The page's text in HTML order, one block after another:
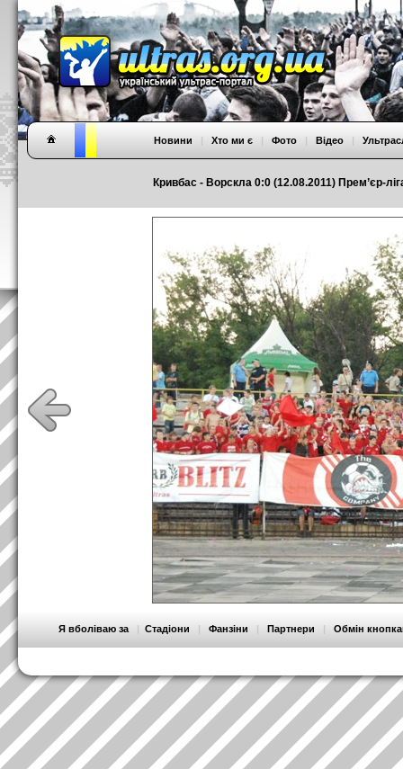
Кривбас - Ворскла 0:0 (12.08.2011) Прем’єр-
Новини | Хто ми є | Фото | Відео |
Я вболіваю за | Стадіони | Фанзіни | Партнери | Обмін